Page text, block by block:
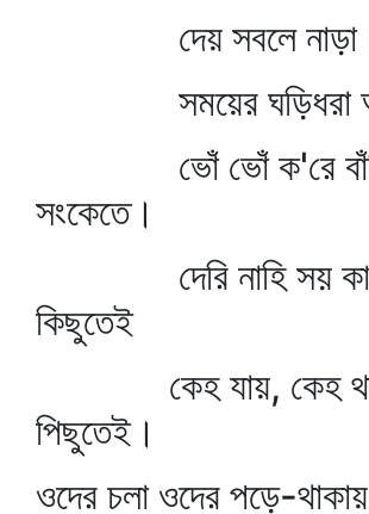
দেয় সবলে
সময়ের ঘড়িধরা
ভোঁ ভোঁ ক'রে বাঁশি
সংকেতে।
দেরি নাহি সয়
কিছুতেই
কেহ যায়, কেহ
পিছুতেই।
ওদের চলা ওদের পড়ে-থাকায়